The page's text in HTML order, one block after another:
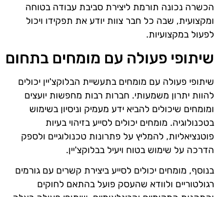
הכשרה נכונה תורמת ליצירת סביבת עבודה בטוחה
ומקצועית, שבה כל חבר צוות יודע את תפקידו ויכול
לפעול במקצועיות.
שיתופי פעולה עם מומחים בתחום
שיתופי פעולה עם מומחים בתעשיית הבלוקצ'יין יכולים
להוות יתרון משמעותי. חברות רבות מחפשות יועצים
ומומחים שיכולים להביא ידע מעמיק וניסיון בשימוש
בטכנולוגיה. מומחים יכולים לסייע בזיהוי בעיות
פוטנציאליות, להמליץ על פתרונות טכנולוגיים ולספק
הדרכה על שימוש בטוח ויעיל בבלוקצ'יין.
בנוסף, מומחים יכולים לסייע ביצירת קשרים עם גורמים
רגולטוריים ולוודא שהעסק פועל בהתאם לחוקים